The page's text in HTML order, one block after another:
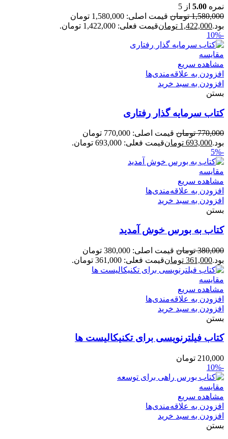
نمره 5.00 از 5
1,580,000 تومان
قیمت اصلی: 1,580,000 تومان
بود.1,422,000 تومانقیمت فعلی: 1,422,000 تومان.
-10%
مقایسه
مشاهده سریع
افزودن به علاقه‌مندی‌ها
افزودن به سبد خرید
بستن
کتاب سرمایه گذار رفتاری
770,000 تومان
قیمت اصلی: 770,000 تومان
بود.693,000 تومانقیمت فعلی: 693,000 تومان.
-5%
مقایسه
مشاهده سریع
افزودن به علاقه‌مندی‌ها
افزودن به سبد خرید
بستن
کتاب به بورس خوش آمدید
380,000 تومان
قیمت اصلی: 380,000 تومان
بود.361,000 تومانقیمت فعلی: 361,000 تومان.
مقایسه
مشاهده سریع
افزودن به علاقه‌مندی‌ها
افزودن به سبد خرید
بستن
کتاب فیلترنویسی برای تکنیکالیست ها
210,000 تومان
-10%
مقایسه
مشاهده سریع
افزودن به علاقه‌مندی‌ها
افزودن به سبد خرید
بستن